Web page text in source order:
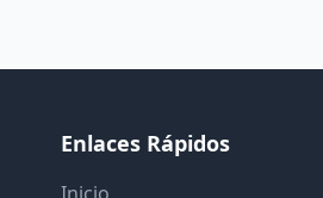
Enlaces Rápidos